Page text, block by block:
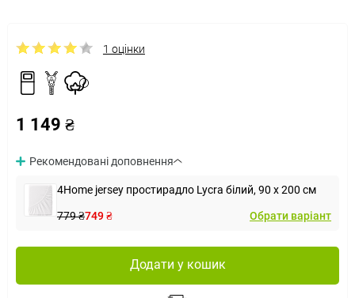
1 оцінки
1 149 ₴
Рекомендовані доповнення
4Home jersey простирадло Lycra білий, 90 х 200 см
779 ₴749 ₴ Обрати варіант
Додати у кошик